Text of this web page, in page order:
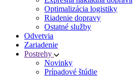
Optimalizácia logistiky
Riadenie dopravy
Ostatné služby
Odvetvia
Zariadenie
Postrehy
Novinky
Prípadové štúdie